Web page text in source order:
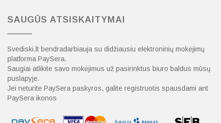
SAUGŪS ATSISKAITYMAI
Svediski.lt bendradarbiauja su didžiausiu elektroninių mokėjimų
platforma PaySera.
Saugiai atlikite savo mokėjimus už pasirinktus biuro baldus mūsų
puslapyje.
Jei neturite PaySera paskyros, galite registruotis spausdami ant
PaySera ikonos